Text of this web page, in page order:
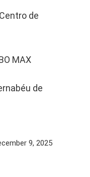
de
MAX
de
9, 2025